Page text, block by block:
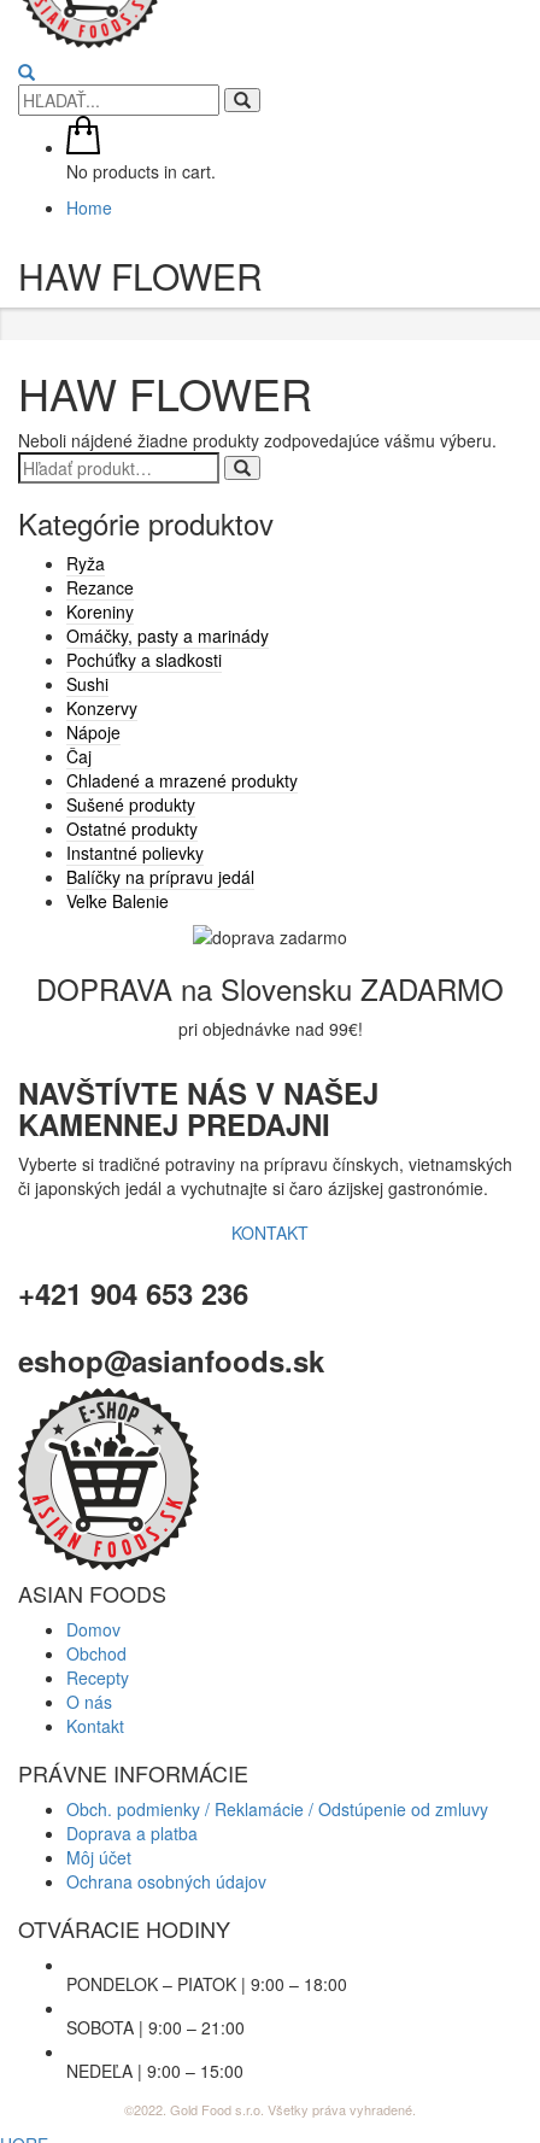
No products in cart.
Home
HAW FLOWER
HAW FLOWER
Neboli nájdené žiadne produkty zodpovedajúce vášmu výberu.
Search
for:
Kategórie produktov
Ryža
Rezance
Koreniny
Omáčky, pasty a marinády
Pochúťky a sladkosti
Sushi
Konzervy
Nápoje
Čaj
Chladené a mrazené produkty
Sušené produkty
Ostatné produkty
Instantné polievky
Balíčky na prípravu jedál
Veľke Balenie
DOPRAVA na Slovensku ZADARMO
pri objednávke nad 99€!
NAVŠTÍVTE NÁS V NAŠEJ
KAMENNEJ PREDAJNI
Vyberte si tradičné potraviny na prípravu čínskych, vietnamských
či japonských jedál a vychutnajte si čaro ázijskej gastronómie.
KONTAKT
+421 904 653 236
eshop@asianfoods.sk
ASIAN FOODS
Domov
Obchod
Recepty
O nás
Kontakt
PRÁVNE INFORMÁCIE
Obch. podmienky / Reklamácie / Odstúpenie od zmluvy
Doprava a platba
Môj účet
Ochrana osobných údajov
OTVÁRACIE HODINY
PONDELOK – PIATOK | 9:00 – 18:00
SOBOTA | 9:00 – 21:00
NEDEĽA | 9:00 – 15:00
©2022. Gold Food s.r.o. Všetky práva vyhradené.